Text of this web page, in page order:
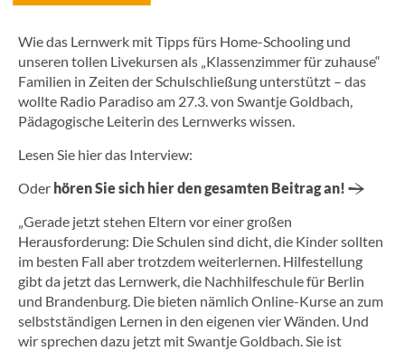
KONTAKT
Jetzt kostenloses
Erstgespräch online buchen!
030 - 53 000 50
Wie das Lernwerk mit Tipps fürs Home-Schooling und
unseren tollen Livekursen als „Klassenzimmer für zuhause“
Familien in Zeiten der Schulschließung unterstützt – das
wollte Radio Paradiso am 27.3. von Swantje Goldbach,
Pädagogische Leiterin des Lernwerks wissen.
Lesen Sie hier das Interview:
Oder hören Sie sich hier den gesamten Beitrag an!
„Gerade jetzt stehen Eltern vor einer großen
Herausforderung: Die Schulen sind dicht, die Kinder sollten
im besten Fall aber trotzdem weiterlernen. Hilfestellung
gibt da jetzt das Lernwerk, die Nachhilfeschule für Berlin
und Brandenburg. Die bieten nämlich Online-Kurse an zum
selbstständigen Lernen in den eigenen vier Wänden. Und
wir sprechen dazu jetzt mit Swantje Goldbach. Sie ist